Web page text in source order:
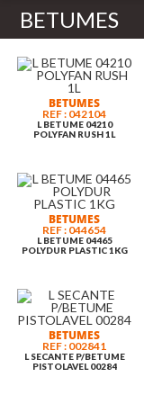
BETUMES
BETUMES
REF : 042104
L BETUME 04210
POLYFAN RUSH 1L
BETUMES
REF : 044654
L BETUME 04465
POLYDUR PLASTIC 1KG
BETUMES
REF : 002841
L SECANTE P/BETUME
PISTOLAVEL 00284